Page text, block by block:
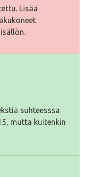
Lisää
suhteesssa
mutta kuitenkin